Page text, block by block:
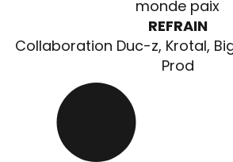
monde paix
REFRAIN
Collaboration Duc-z, Krotal,
Prod